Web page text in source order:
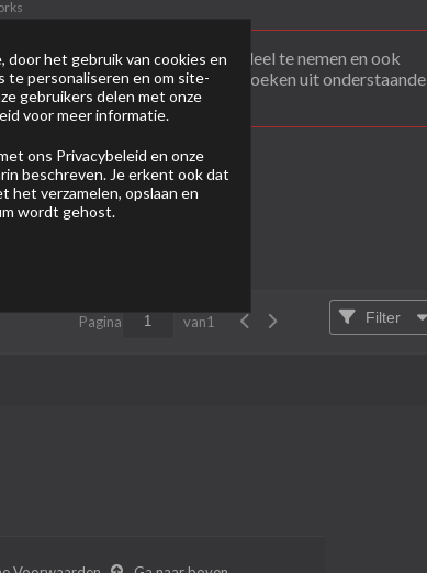
gestelde vragen. Om actief deel te nemen en ook
het forum dat je wil bezoeken uit onderstaande
Pagina van1 Filter
door het gebruik van cookies en
te personaliseren en om site-
gebruikers delen met onze
voor meer informatie.
ons Privacybeleid en onze
beschreven. Je erkent ook dat
het verzamelen, opslaan en
wordt gehost.